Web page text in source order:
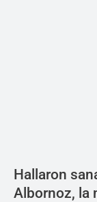
Hallaron
Albornoz, la